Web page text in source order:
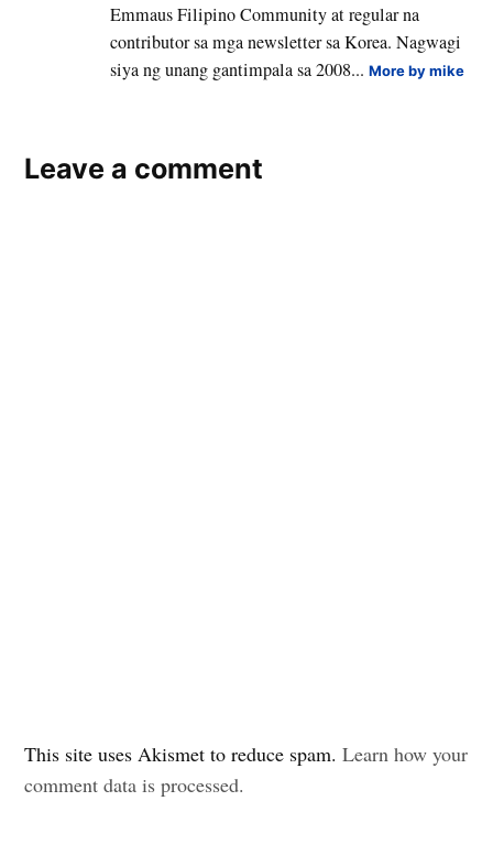
Emmaus Filipino Community at regular na
contributor sa mga newsletter sa Korea. Nagwagi
siya ng unang gantimpala sa 2008...More by mike
Leave a comment
This site uses Akismet to reduce spam.Learn how your
comment data is processed.